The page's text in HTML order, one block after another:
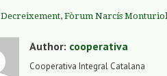
Decreixement, Fòrum Narcís Monturiol
Author: cooperativa
Cooperativa Integral Catalana